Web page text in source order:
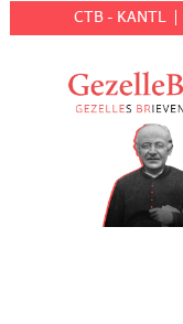
CTB - KANTL